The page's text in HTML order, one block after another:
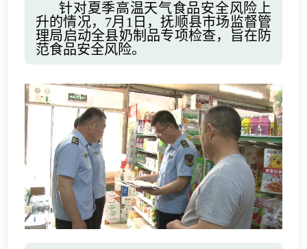
针对夏季高温天气食品安全风险上
升的情况，7月1日，抚顺县市场监督管
理局启动全县奶制品专项检查，旨在防
范食品安全风险。